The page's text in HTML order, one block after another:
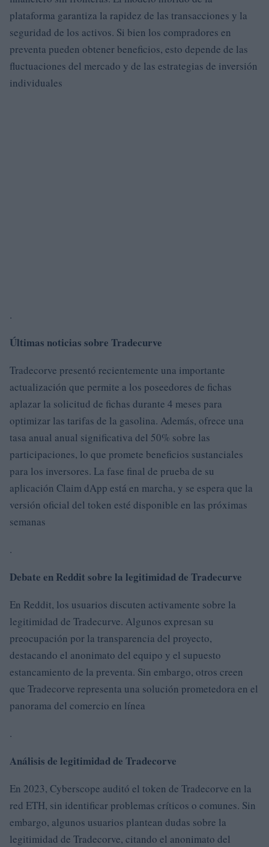
plataforma garantiza la rapidez de las transacciones y la
seguridad de los activos. Si bien los compradores en
preventa pueden obtener beneficios, esto depende de las
fluctuaciones del mercado y de las estrategias de inversión
individuales
.
Últimas noticias sobre Tradecurve
Tradecorve presentó recientemente una importante
actualización que permite a los poseedores de fichas
aplazar la solicitud de fichas durante 4 meses para
optimizar las tarifas de la gasolina. Además, ofrece una
tasa anual anual significativa del 50% sobre las
participaciones, lo que promete beneficios sustanciales
para los inversores. La fase final de prueba de su
aplicación Claim dApp está en marcha, y se espera que la
versión oficial del token esté disponible en las próximas
semanas
.
Debate en Reddit sobre la legitimidad de Tradecurve
En Reddit, los usuarios discuten activamente sobre la
legitimidad de Tradecurve. Algunos expresan su
preocupación por la transparencia del proyecto,
destacando el anonimato del equipo y el supuesto
estancamiento de la preventa. Sin embargo, otros creen
que Tradecorve representa una solución prometedora en el
panorama del comercio en línea
.
Análisis de legitimidad de Tradecorve
En 2023, Cyberscope auditó el token de Tradecorve en la
red ETH, sin identificar problemas críticos o comunes. Sin
embargo, algunos usuarios plantean dudas sobre la
legitimidad de Tradecorve, citando el anonimato del